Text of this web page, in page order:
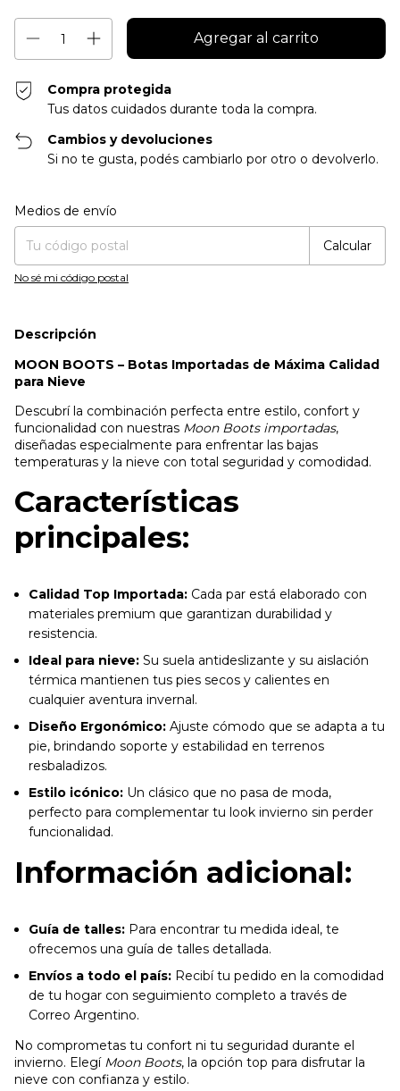
Compra protegida
Tus datos cuidados durante toda la compra.
Cambios y devoluciones
Si no te gusta, podés cambiarlo por otro o devolverlo.
Entregas para el CP:
Medios de envío
Calcular
No sé mi código postal
Descripción
MOON BOOTS – Botas Importadas de Máxima Calidad
para Nieve
Descubrí la combinación perfecta entre estilo, confort y
funcionalidad con nuestras Moon Boots importadas,
diseñadas especialmente para enfrentar las bajas
temperaturas y la nieve con total seguridad y comodidad.
Características
principales:
Calidad Top Importada: Cada par está elaborado con
materiales premium que garantizan durabilidad y
resistencia.
Ideal para nieve: Su suela antideslizante y su aislación
térmica mantienen tus pies secos y calientes en
cualquier aventura invernal.
Diseño Ergonómico: Ajuste cómodo que se adapta a tu
pie, brindando soporte y estabilidad en terrenos
resbaladizos.
Estilo icónico: Un clásico que no pasa de moda,
perfecto para complementar tu look invierno sin perder
funcionalidad.
Información adicional:
Guía de talles: Para encontrar tu medida ideal, te
ofrecemos una guía de talles detallada.
Envíos a todo el país: Recibí tu pedido en la comodidad
de tu hogar con seguimiento completo a través de
Correo Argentino.
No comprometas tu confort ni tu seguridad durante el
invierno. Elegí Moon Boots, la opción top para disfrutar la
nieve con confianza y estilo.